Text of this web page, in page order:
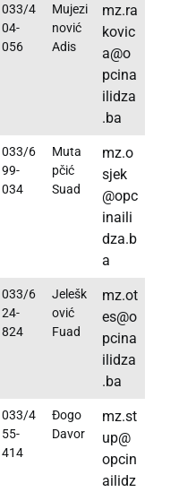
033/4
04-
056
Mujezi
nović
Adis
mz.ra
kovic
a@o
pcina
ilidza
.ba
033/6
99-
034
Muta
pčić
Suad
mz.o
sjek
@opc
inaili
dza.b
a
033/6
24-
824
Jelešk
ović
Fuad
mz.ot
es@o
pcina
ilidza
.ba
033/4
55-
414
Đogo
Davor
mz.st
up@
opcin
ailidz